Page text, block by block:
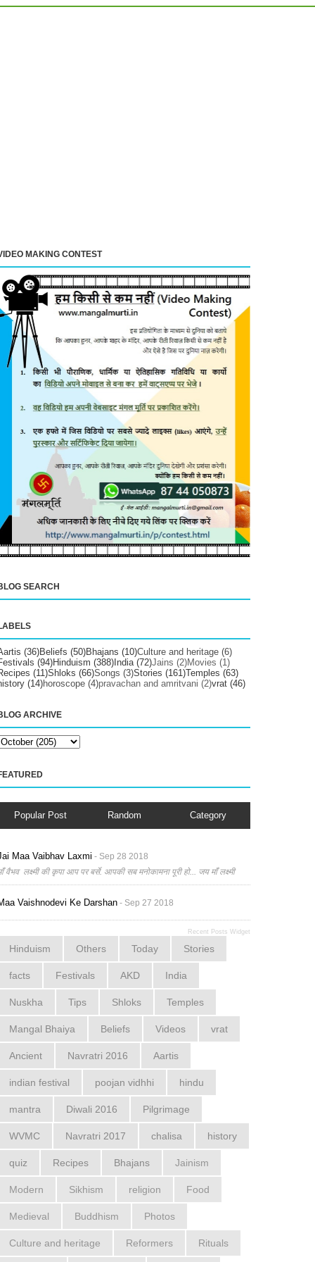
MAKING CONTEST
SEARCH
(36)Beliefs (50)Bhajans (10)Culture and heritage (6)
(94)Hinduism (388)India (72)Jains (2)Movies (1)
(11)Shloks (66)Songs (3)Stories (161)Temples (63)
(14)horoscope (4)pravachan and amritvani (2)vrat (46)
ARCHIVE
Popular Post Random Category
Maa Vaibhav Laxmi - Sep 28 2018
वैभव लक्ष्मी की कृपा आप पर बर्से. आपकी सब मनोकामना पूरी हो... जय माँ लक्ष्मी
Vaishnodevi Ke Darshan - Sep 27 2018
Recent Posts Widget
Hinduism Others Today Stories
facts Festivals AKD India
Nuskha Tips Shloks Temples
Mangal Bhaiya Beliefs Videos vrat
Ancient Navratri 2016 Aartis
indian festival poojan vidhhi hindu
mantra Diwali 2016 Pilgrimage
WVMC Navratri 2017 chalisa history
quiz Recipes Bhajans Jainism
Modern Sikhism religion Food
Medieval Buddhism Photos
Culture and heritage Reformers Rituals